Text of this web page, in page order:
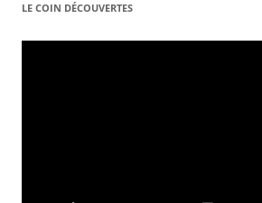
LE COIN DÉCOUVERTES
Video